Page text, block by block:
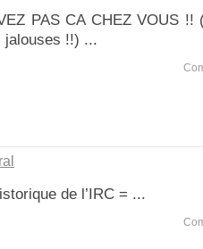
PAS CA CHEZ VOUS !!
jalouses !!) ...
de l’IRC = ...